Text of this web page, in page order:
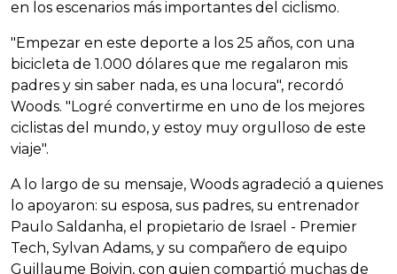
en los escenarios más importantes del ciclismo.
"Empezar en este deporte a los 25 años, con una
bicicleta de 1.000 dólares que me regalaron mis
padres y sin saber nada, es una locura", recordó
Woods. "Logré convertirme en uno de los mejores
ciclistas del mundo, y estoy muy orgulloso de este
viaje".
A lo largo de su mensaje, Woods agradeció a quienes
lo apoyaron: su esposa, sus padres, su entrenador
Paulo Saldanha, el propietario de Israel - Premier
Tech, Sylvan Adams, y su compañero de equipo
Guillaume Boivin, con quien compartió muchas de